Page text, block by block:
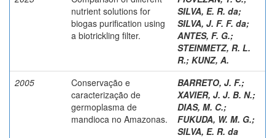
nutrient solutions for
biogas purification using
a biotrickling filter.
SILVA, E. R. da;
SILVA, J. F. F. da;
ANTES, F. G.;
STEINMETZ, R. L.
R.; KUNZ, A.
2005
Conservação e
caracterização de
germoplasma de
mandioca no Amazonas.
BARRETO, J. F.;
XAVIER, J. J. B. N.;
DIAS, M. C.;
FUKUDA, W. M. G.;
SILVA, E. R. da